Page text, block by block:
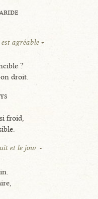
agréable
?
droit.
froid,
et le jour